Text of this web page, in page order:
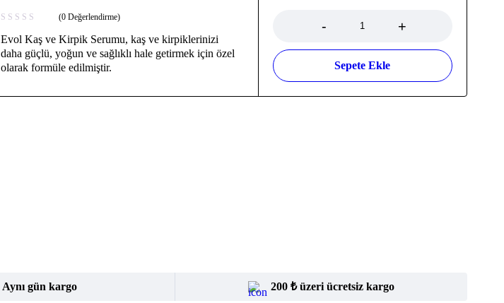
(0 Değerlendirme)
Evol Kaş ve Kirpik Serumu, kaş ve kirpiklerinizi
daha güçlü, yoğun ve sağlıklı hale getirmek için özel
olarak formüle edilmiştir.
Sepete Ekle
Aynı gün kargo 200 ₺ üzeri ücretsiz kargo